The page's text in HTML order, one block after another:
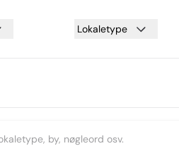
Lokaletype